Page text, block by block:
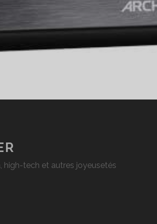
high-tech et autres joyeusetés